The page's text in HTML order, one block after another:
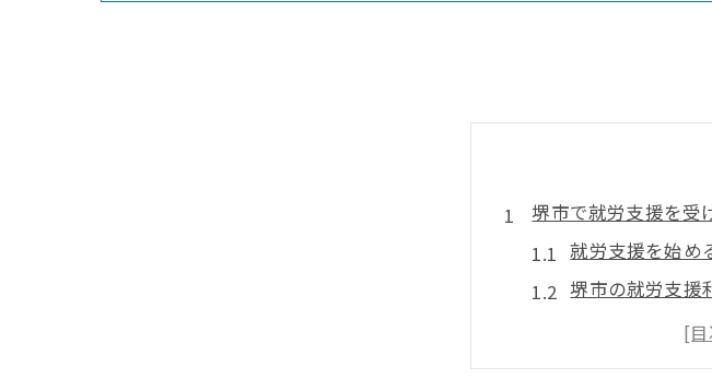
堺市で就労支援を受
就労支援を始め
堺市の就労支援
相談から申請
就労支援制度の